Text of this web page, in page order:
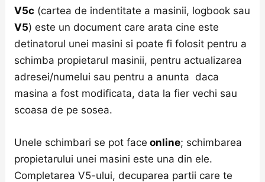
V5c (cartea de indentitate a masinii, logbook sau
V5) este un document care arata cine este
detinatorul unei masini si poate fi folosit pentru a
schimba propietarul masinii, pentru actualizarea
adresei/numelui sau pentru a anunta daca
masina a fost modificata, data la fier vechi sau
scoasa de pe sosea.
Unele schimbari se pot face online; schimbarea
propietarului unei masini este una din ele.
Completarea V5-ului, decuparea partii care te